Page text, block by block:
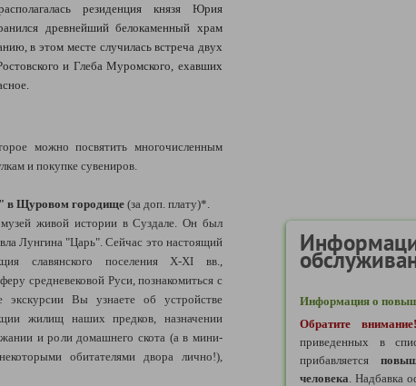
резиденция князя Юрия
древнейший белокаменный храм
в этом месте случилась встреча двух
и Глеба Муромского, ехавших
можно посвятить многочисленным
и покупке сувениров.
в Щуровом городище (за доп. плату)*.
живой истории в Суздале. Он был
Лунгина "Царь". Сейчас это настоящий
славянского поселения X-XI вв.,
средневековой Руси, познакомиться с
Вы узнаете об устройстве
жилищ наших предков, назначении
и роли домашнего скота (а в мини-
обитателями двора лично!),
Информация о
Обратите внимание!
приведенных в
прибавляется
человека . Надбавка